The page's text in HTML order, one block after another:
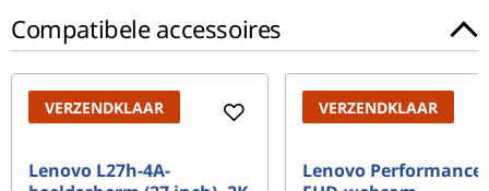
Compatibele accessoires
VERZENDKLAAR
Lenovo L27h-4A-
VERZENDKLAAR
Lenovo Performance